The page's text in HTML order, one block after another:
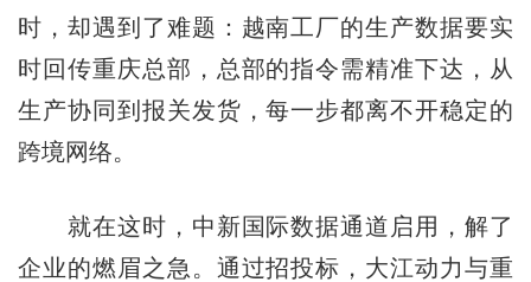
时，却遇到了难题：越南工厂的生产数据要实
时回传重庆总部，总部的指令需精准下达，从
生产协同到报关发货，每一步都离不开稳定的
跨境网络。
就在这时，中新国际数据通道启用，解了
企业的燃眉之急。通过招投标，大江动力与重